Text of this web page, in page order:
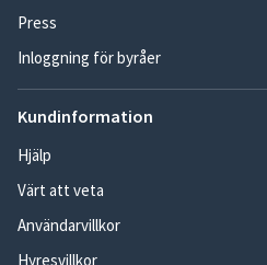
Press
Inloggning för byråer
Kundinformation
Hjälp
Värt att veta
Användarvillkor
Hyresvillkor